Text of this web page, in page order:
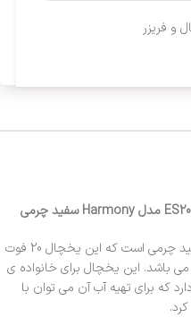
و فریزر
یخچال فریزر الکترواستیل ES20 با رنگ سفید چرمی است که این یخچال 20 فوت
باشد. این یخچال برای خانواده ی
که برای تهیه آب آن می توان با